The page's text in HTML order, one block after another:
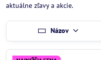
aktuálne zľavy a akcie.
Názov